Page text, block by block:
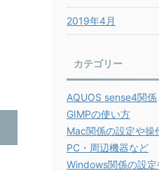
2019年4月
カテゴリー
AQUOS sense4関係
GIMPの使い方
Mac関係の設定や操
PC・周辺機器など
Windows関係の設定